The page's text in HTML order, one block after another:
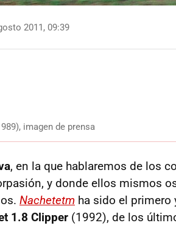
2011, 09:39
imagen de prensa
, en la que hablaremos de los
y donde ellos mismos
Nachetetm ha sido el primero
1.8 Clipper (1992), de los